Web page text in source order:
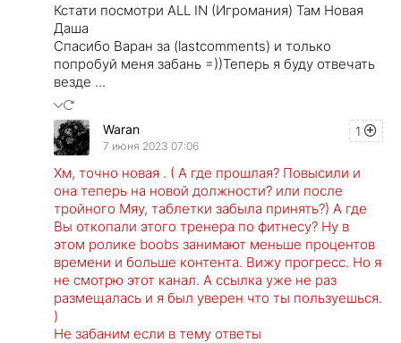
Кстати посмотри ALL IN (Игромания) Там Новая
Даша
Спасибо Варан за (lastcomments) и только
попробуй меня забань =))Теперь я буду отвечать
везде ...
1
Waran
7 июня 2023 07:06
Хм, точно новая . ( А где прошлая? Повысили и
она теперь на новой должности? или после
тройного Мяу, таблетки забыла принять?) А где
Вы откопали этого тренера по фитнесу? Ну в
этом ролике boobs занимают меньше процентов
времени и больше контента. Вижу прогресс. Но я
не смотрю этот канал. А ссылка уже не раз
размещалась и я был уверен что ты пользуешься.
)
Не забаним если в тему ответы